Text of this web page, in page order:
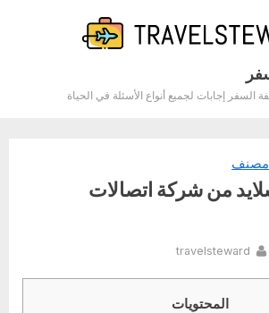
السفر إجابات لجميع أنواع الأسئلة في الحياة
مصنف
من شركة اتصالات
By
travelsteward
المحتويات